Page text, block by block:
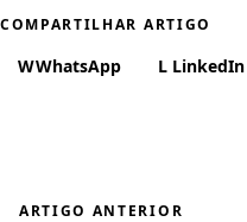
COMPARTILHAR ARTIGO
WWhatsApp L LinkedIn
ARTIGO ANTERIOR